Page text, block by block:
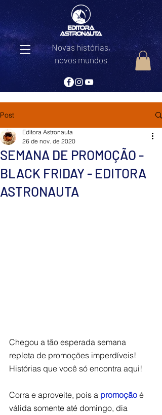
Novas histórias,
novos mundos
Post
SEMANA DE PROMOÇÃO -
BLACK FRIDAY - EDITORA
ASTRONAUTA
Editora Astronauta
26 de nov. de 2020
Chegou a tão esperada semana
repleta de promoções imperdíveis!
Histórias que você só encontra aqui!
Corra e aproveite, pois a promoção é
válida somente até domingo, dia